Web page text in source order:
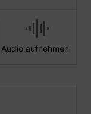
Audio aufnehmen